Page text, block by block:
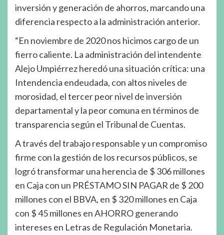
inversión y generación de ahorros, marcando una
diferencia respecto a la administración anterior.
“En noviembre de 2020 nos hicimos cargo de un
fierro caliente. La administración del intendente
Alejo Umpiérrez heredó una situación crítica: una
Intendencia endeudada, con altos niveles de
morosidad, el tercer peor nivel de inversión
departamental y la peor comuna en términos de
transparencia según el Tribunal de Cuentas.
A través del trabajo responsable y un compromiso
firme con la gestión de los recursos públicos, se
logró transformar una herencia de $ 306 millones
en Caja con un PRÉSTAMO SIN PAGAR de $ 200
millones con el BBVA, en $ 320 millones en Caja
con $ 45 millones en AHORRO generando
intereses en Letras de Regulación Monetaria.